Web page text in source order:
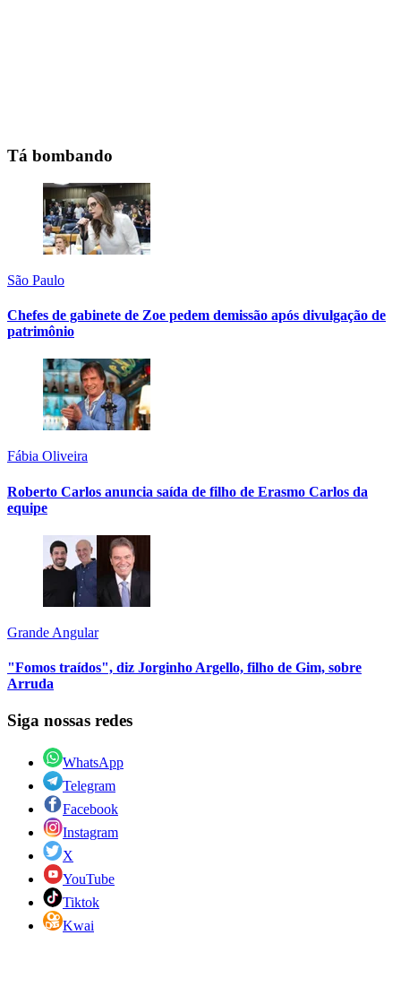
Tá bombando
São Paulo
Chefes de gabinete de Zoe pedem demissão após divulgação de
patrimônio
Fábia Oliveira
Roberto Carlos anuncia saída de filho de Erasmo Carlos da
equipe
Grande Angular
"Fomos traídos", diz Jorginho Argello, filho de Gim, sobre
Arruda
Siga nossas redes
WhatsApp
Telegram
Facebook
Instagram
X
YouTube
Tiktok
Kwai